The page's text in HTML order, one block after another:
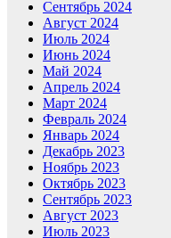
Сентябрь 2024
Август 2024
Июль 2024
Июнь 2024
Май 2024
Апрель 2024
Март 2024
Февраль 2024
Январь 2024
Декабрь 2023
Ноябрь 2023
Октябрь 2023
Сентябрь 2023
Август 2023
Июль 2023